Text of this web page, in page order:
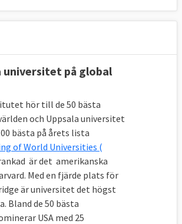
universitet på global
hör till de 50 bästa
och Uppsala universitet
bästa på årets lista
of World Universities (
är det amerikanska
Med en fjärde plats för
är universitet det högst
Bland de 50 bästa
USA med 25